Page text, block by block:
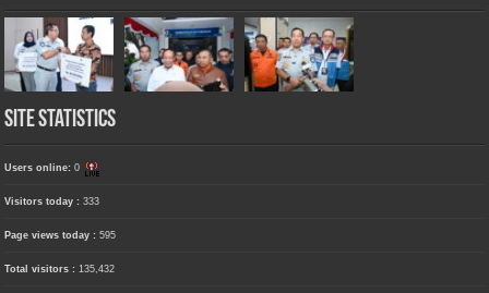
Site Statistics
Users online:0
Visitors today :333
Page views today :595
Total visitors :135,432